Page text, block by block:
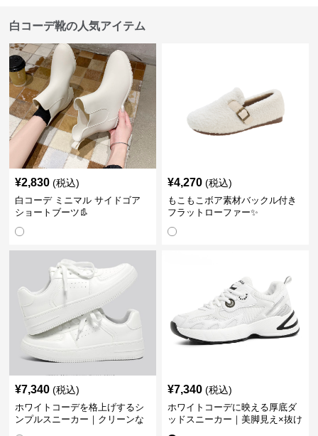
白コーデ靴の人気アイテム
¥2,830 (税込)
白コーデ ミニマル サイドゴア
ショートブーツ👢
¥4,270 (税込)
もこもこボア素材バックル付き
フラットローファー✨
¥7,340 (税込)
ホワイトコーデを格上げするシ
ンプルスニーカー｜クリーンな
¥7,340 (税込)
ホワイトコーデに映える厚底ダ
ッドスニーカー｜美脚見え×抜け